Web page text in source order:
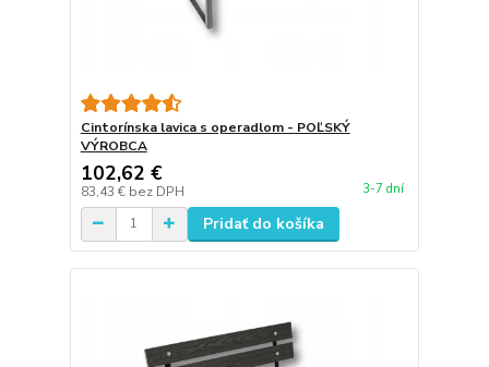
Cintorínska lavica s operadlom - POĽSKÝ
VÝROBCA
102,62 €
83,43 € bez DPH 3-7 dní
Pridať do košíka